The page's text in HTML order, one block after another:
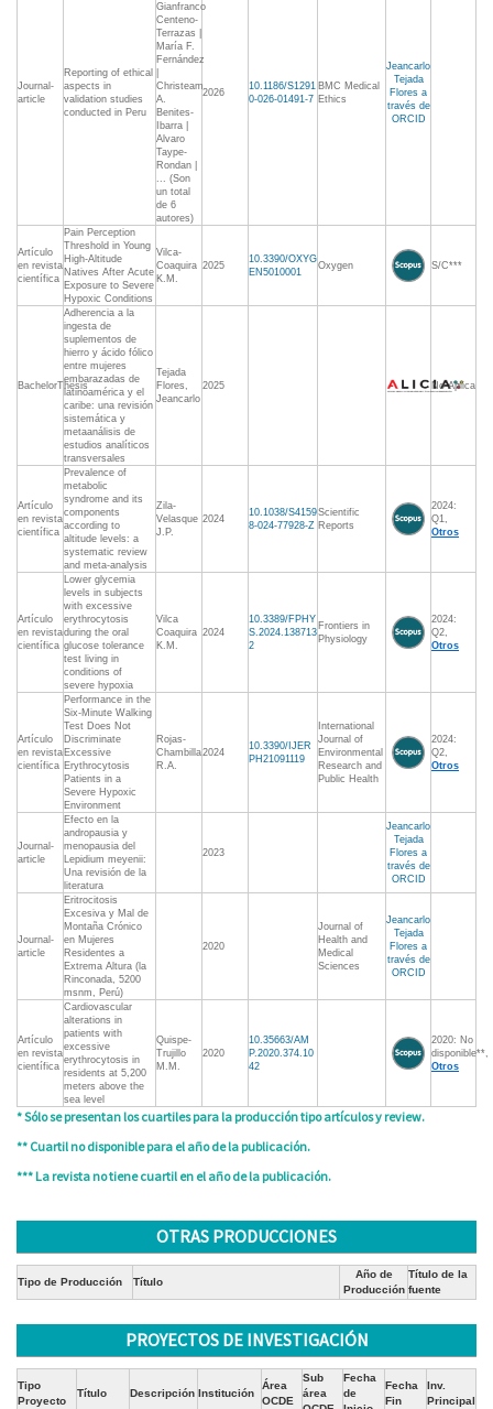
Journal-
article
Reporting of ethical
aspects in
validation studies
conducted in Peru
Gianfranco
Centeno-
Terrazas |
María F.
Fernández
Christeam
A.
Benites-
Ibarra |
Alvaro
Taype-
Rondan |
... (Son
un total
de 6
autores)
2026
10.1186/S1291
0-026-01491-7
BMC Medical
Ethics
Jeancarlo
Tejada
Flores a
través de
ORCID
Artículo
en revista
científica
Pain Perception
Threshold in Young
High-Altitude
Natives After Acute
Exposure to Severe
Hypoxic Conditions
Vilca-
Coaquira
K.M.
2025
10.3390/OXYG
EN5010001
Oxygen S/C***
BachelorThesis
Adherencia a la
ingesta de
suplementos de
hierro y ácido fólico
entre mujeres
embarazadas de
latinoamérica y el
caribe: una revisión
sistemática y
metaanálisis de
estudios analíticos
transversales
Tejada
Flores,
Jeancarlo
2025 No Aplica
Artículo
en revista
científica
Prevalence of
metabolic
syndrome and its
components
according to
altitude levels: a
systematic review
and meta-analysis
Zila-
Velasque
J.P.
2024
10.1038/S4159
8-024-77928-Z
Scientific
Reports
2024:
Q1,
Otros
Artículo
en revista
científica
Lower glycemia
levels in subjects
with excessive
erythrocytosis
during the oral
glucose tolerance
test living in
conditions of
severe hypoxia
Vilca
Coaquira
K.M.
2024
10.3389/FPHY
S.2024.138713
2
Frontiers in
Physiology
2024:
Q2,
Otros
Artículo
en revista
científica
Performance in the
Six-Minute Walking
Test Does Not
Discriminate
Excessive
Erythrocytosis
Patients in a
Severe Hypoxic
Environment
Rojas-
Chambilla
R.A.
2024
10.3390/IJER
PH21091119
International
Journal of
Environmental
Research and
Public Health
2024:
Q2,
Otros
Journal-
article
Efecto en la
andropausia y
menopausia del
Lepidium meyenii:
Una revisión de la
literatura
2023
Jeancarlo
Tejada
Flores a
través de
ORCID
Journal-
article
Eritrocitosis
Excesiva y Mal de
Montaña Crónico
en Mujeres
Residentes a
Extrema Altura (la
Rinconada, 5200
msnm, Perú)
2020
Journal of
Health and
Medical
Sciences
Jeancarlo
Tejada
Flores a
través de
ORCID
Artículo
en revista
científica
Cardiovascular
alterations in
patients with
excessive
erythrocytosis in
residents at 5,200
meters above the
sea level
Quispe-
Trujillo
M.M.
2020
10.35663/AM
P.2020.374.10
42
2020: No
disponible**,
Otros
* Sólo se presentan los cuartiles para la producción tipo artículos y review.
** Cuartil no disponible para el año de la publicación.
*** La revista no tiene cuartil en el año de la publicación.
OTRAS PRODUCCIONES
Tipo de Producción Título
Año de
Producción
Título de la
fuente
PROYECTOS DE INVESTIGACIÓN
Tipo
Proyecto
Título Descripción Institución
Área
OCDE
Sub
área
Fecha
de
Fecha
Fin
Inv.
Principal